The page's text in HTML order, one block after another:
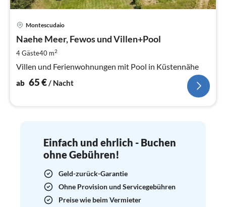
Montescudaio
Naehe Meer, Fewos und Villen+Pool
4 Gäste40 m2
Villen und Ferienwohnungen mit Pool in Küstennähe
ab 65€/ Nacht
Einfach und ehrlich - Buchen
ohne Gebühren!
Geld-zurück-Garantie
Ohne Provision und Servicegebühren
Preise wie beim Vermieter